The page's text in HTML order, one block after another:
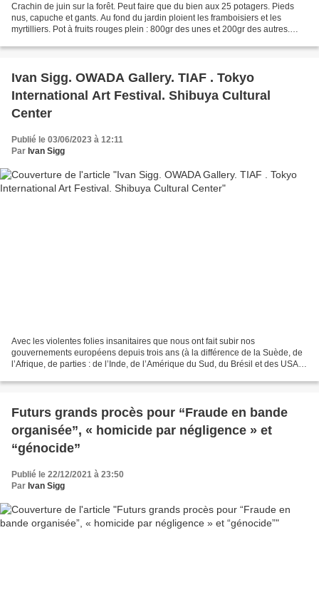
Crachin de juin sur la forêt. Peut faire que du bien aux 25 potagers. Pieds
nus, capuche et gants. Au fond du jardin ploient les framboisiers et les
myrtilliers. Pot à fruits rouges plein : 800gr des unes et 200gr des autres.
Ivan Sigg. OWADA Gallery. TIAF . Tokyo
International Art Festival. Shibuya Cultural
Center
Publié le 03/06/2023 à 12:11
Par Ivan Sigg
Avec les violentes folies insanitaires que nous ont fait subir nos
gouvernements européens depuis trois ans (à la différence de la Suède, de
l’Afrique, de parties : de l’Inde, de l’Amérique du Sud, du Brésil et des USA),
Futurs grands procès pour “Fraude en bande
organisée”, « homicide par négligence » et
“génocide”
Publié le 22/12/2021 à 23:50
Par Ivan Sigg